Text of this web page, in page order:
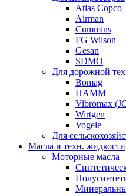
Atlas Copco
Airman
Cummins
FG Wilson
Gesan
SDMO
Для дорожной
Bomag
HAMM
Vibromax
Wirtgen
Vogele
Для
Масла и техн. жидкости
Моторные масла